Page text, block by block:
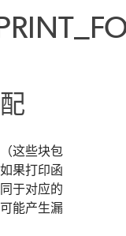
这些块包
果打印函
于对应的
能产生漏